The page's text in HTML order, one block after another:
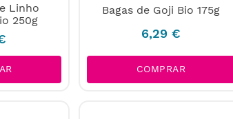
Linho
250g
Bagas de Goji Bio 175g
6,29 €
COMPRAR